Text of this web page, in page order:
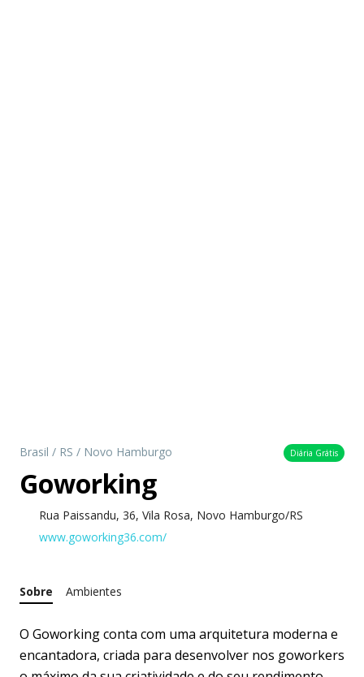
Brasil / RS / Novo Hamburgo Diária Grátis
Goworking
Rua Paissandu, 36, Vila Rosa, Novo Hamburgo/RS
www.goworking36.com/
Sobre Ambientes
O Goworking conta com uma arquitetura moderna e
encantadora, criada para desenvolver nos goworkers